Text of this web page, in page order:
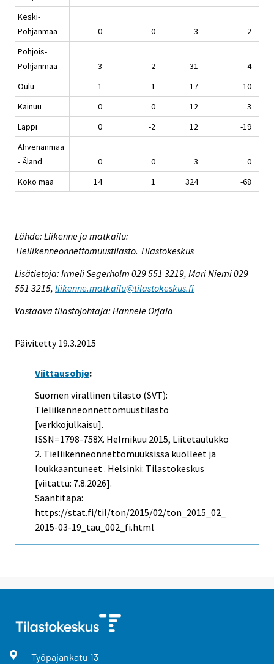
Keski-
Pohjanmaa
0 0 3
-2
Pohjois-
Pohjanmaa
3 2 31
-4
Oulu
1 1 17
10
Kainuu
0 0 12
3
Lappi
0 -2 12
-19
Ahvenanmaa
- Åland
0 0 3
0
Koko maa
14 1 324 -68
Lähde: Liikenne ja matkailu:
Tieliikenneonnettomuustilasto. Tilastokeskus
Lisätietoja: Irmeli Segerholm 029 551 3219, Mari Niemi 029
551 3215, liikenne.matkailu@tilastokeskus.fi
Vastaava tilastojohtaja: Hannele Orjala
Päivitetty 19.3.2015
Viittausohje:
Suomen virallinen tilasto (SVT):
Tieliikenneonnettomuustilasto
[verkkojulkaisu].
ISSN=1798-758X. Helmikuu 2015, Liitetaulukko
2. Tieliikenneonnettomuuksissa kuolleet ja
loukkaantuneet . Helsinki: Tilastokeskus
[viitattu: 7.8.2026].
Saantitapa:
https://stat.fi/til/ton/2015/02/ton_2015_02_
2015-03-19_tau_002_fi.html
Työpajankatu 13